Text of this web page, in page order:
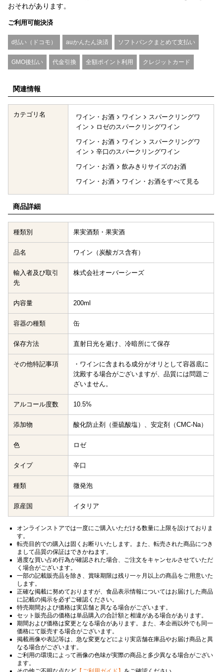
おそれがあります。
ご利用可能決済
d払い（ドコモ） auかんたん決済 ソフトバンクまとめて支払い
GMO後払い 代金引換 全額ポイント利用 クレジットカード
関連情報
カテゴリ名 ワイン・お酒 ワイン
スパークリングワ
イン
ロゼのスパークリングワイン
ワイン・お酒
ワイン
スパークリングワ
イン
辛口のスパークリングワイン
ワイン・お酒
飲みきりサイズのお酒
ワイン・お酒
ワイン・お酒をすべて見る
商品詳細
種類別 果実酒類・果実酒
品名 ワイン（炭酸ガス含有）
輸入者及び取引
先
株式会社オーバーシーズ
内容量 200ml
容器の種類 缶
保存方法 直射日光を避け、冷暗所にて保存
その他特記事項
・ワインに含まれる成分がオリとして容器底に
沈殿する場合がございますが、品質には問題ご
ざいません。
アルコール度数 10.5%
添加物 酸化防止剤（亜硫酸塩）、安定剤（CMC-Na）
色 ロゼ
タイプ 辛口
種類 微発泡
原産国 イタリア
オンラインストアでは一度にご購入いただける数量に上限を設けておりま
す。
転売目的での購入は固くお断りいたします。また、転売された商品につき
まして品質の保証はできかねます。
過度な買い占め行為が確認された場合、ご注文をキャンセルさせていただ
く場合がございます。
一部の記載販売品を除き、賞味期限は残り一ヶ月以上の商品をご用意いた
します。
正確な掲載に努めておりますが、食品表示情報についてはお届けした商品
に記載の掲示を必ずご確認ください。
特売期間および価格は実店舗と異なる場合がございます。
セット販売品の価格は単品購入の合計額と相違がある場合があります。
期間および価格は変更となる場合があります。また、本企画以外でも同一
価格にて販売する場合がございます。
掲載画像や表記等は、急な変更などにより実店舗在庫品やお届け商品と異
なる場合がございます。
ご利用の環境によって画像の色味が実際の商品と多少異なる場合がござい
ます。